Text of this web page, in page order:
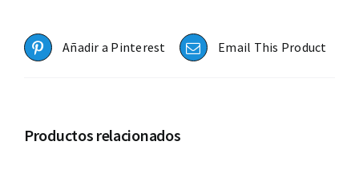
Añadir a Pinterest Email This Product
Productos relacionados